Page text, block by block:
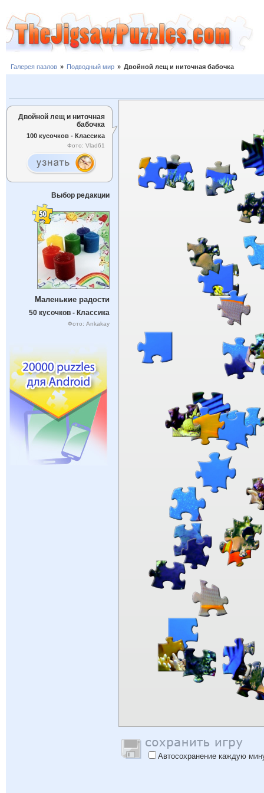
Галерея пазлов » Подводный мир » Двойной лещ и ниточная бабочка
Двойной лещ и ниточная
бабочка
100 кусочков - Классика
Фото: Vlad61
Выбор редакции
Маленькие радости
50 кусочков - Классика
Фото: Ankakay
Автосохранение каждую